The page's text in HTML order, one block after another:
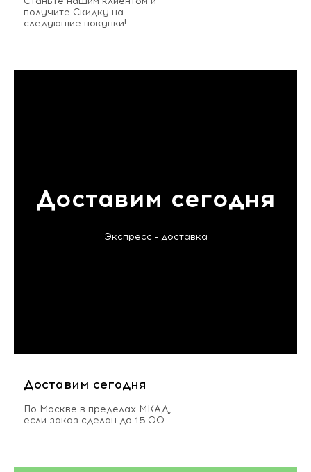
получите Скидку на
следующие покупки!
Доставим сегодня
Экспресс - доставка
Доставим сегодня
По Москве в пределах МКАД,
если заказ сделан до 15.00